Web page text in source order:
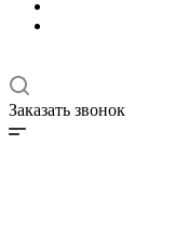
Заказать звонок